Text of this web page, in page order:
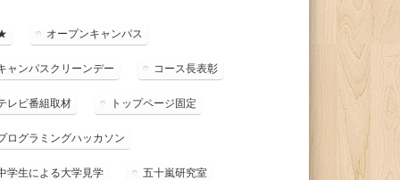
オープンキャンパス
ャンパスクリーンデー コース長表彰
レビ番組取材 トップページ固定
ログラミングハッカソン
学生による大学見学 五十嵐研究室